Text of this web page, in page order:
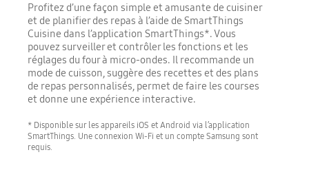
Profitez d’une façon simple et amusante de cuisiner
et de planifier des repas à l’aide de SmartThings
Cuisine dans l’application SmartThings*. Vous
pouvez surveiller et contrôler les fonctions et les
réglages du four à micro-ondes. Il recommande un
mode de cuisson, suggère des recettes et des plans
de repas personnalisés, permet de faire les courses
et donne une expérience interactive.
* Disponible sur les appareils iOS et Android via l’application
SmartThings. Une connexion Wi-Fi et un compte Samsung sont
requis.